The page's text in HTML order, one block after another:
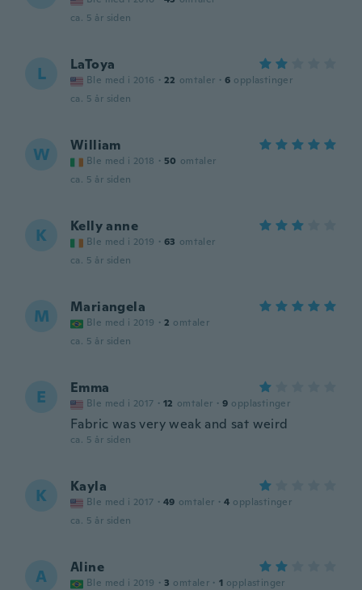
ca. 5 år siden
L LaToya
Ble med i 2016 · 22 omtaler · 6 opplastinger
ca. 5 år siden
W William
Ble med i 2018 · 50 omtaler
ca. 5 år siden
K Kelly anne
Ble med i 2019 · 63 omtaler
ca. 5 år siden
M Mariangela
Ble med i 2019 · 2 omtaler
ca. 5 år siden
E Emma
Ble med i 2017 · 12 omtaler · 9 opplastinger
Fabric was very weak and sat weird
ca. 5 år siden
K Kayla
Ble med i 2017 · 49 omtaler · 4 opplastinger
ca. 5 år siden
A Aline
Ble med i 2019 · 3 omtaler · 1 opplastinger